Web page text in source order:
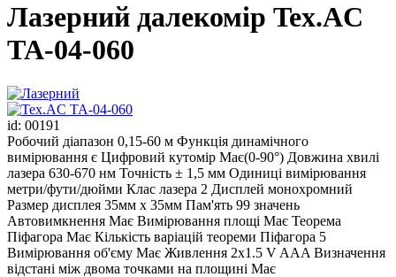
Лазерний далекомір Tex.AC
ТА-04-060
id: 00191
Робочий діапазон 0,15-60 м Функція динамічного
вимірювання є Цифровий кутомір Має(0-90°) Довжина хвилі
лазера 630-670 нм Точність ± 1,5 мм Одиниці вимірювання
метри/фути/дюйми Клас лазера 2 Дисплей монохромний
Размер дисплея 35мм х 35мм Пам'ять 99 значень
Автовимкнення Має Вимірювання площі Має Теорема
Піфагора Має Кількість варіацій теореми Піфагора 5
Вимірювання об'єму Має Живлення 2х1.5 V AAA Визначення
відстані між двома точками на площині Має